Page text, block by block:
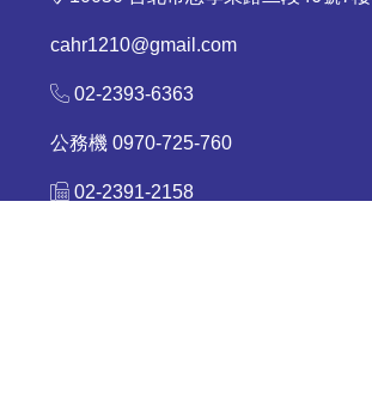
cahr1210@gmail.com
02-2393-6363
公務機 0970-725-760
02-2391-2158